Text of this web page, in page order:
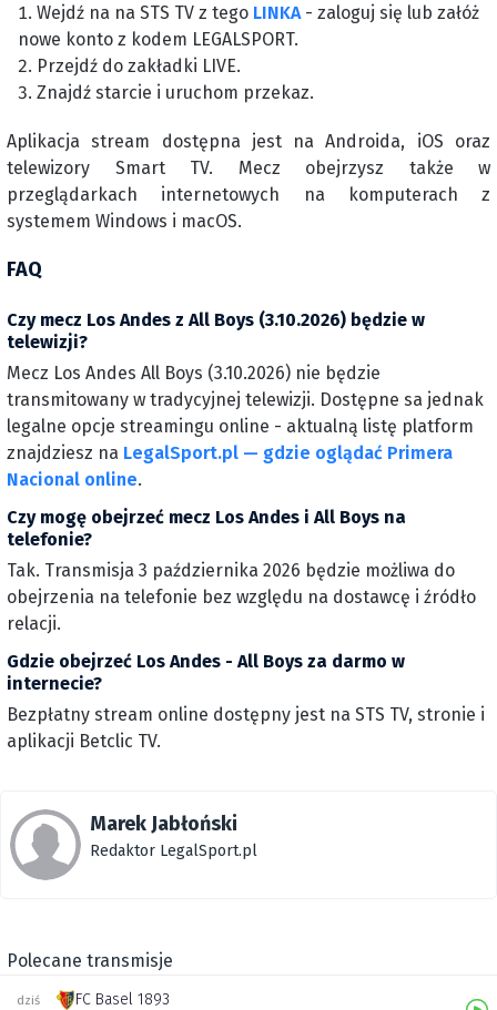
Wejdź na na STS TV z tego LINKA- zaloguj się lub załóż
nowe konto z kodem LEGALSPORT.
Przejdź do zakładki LIVE.
Znajdź starcie i uruchom przekaz.
Aplikacja stream dostępna jest na Androida, iOS oraz
telewizory Smart TV. Mecz obejrzysz także w
przeglądarkach internetowych na komputerach z
systemem Windows i macOS.
FAQ
Czy mecz Los Andes z All Boys (3.10.2026) będzie w
telewizji?
Mecz Los Andes All Boys (3.10.2026) nie będzie
transmitowany w tradycyjnej telewizji. Dostępne sa jednak
legalne opcje streamingu online - aktualną listę platform
znajdziesz na LegalSport.pl — gdzie oglądać Primera
Nacional online.
Czy mogę obejrzeć mecz Los Andes i All Boys na
telefonie?
Tak. Transmisja 3 października 2026 będzie możliwa do
obejrzenia na telefonie bez względu na dostawcę i źródło
relacji.
Gdzie obejrzeć Los Andes - All Boys za darmo w
internecie?
Bezpłatny stream online dostępny jest na STS TV, stronie i
aplikacji Betclic TV.
Marek Jabłoński
Redaktor LegalSport.pl
Polecane transmisje
dziś
FC Basel 1893